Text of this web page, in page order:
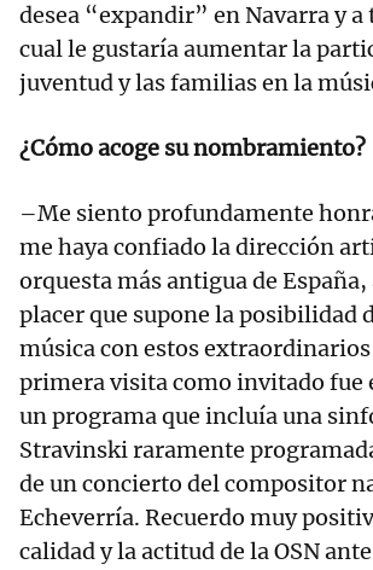
desea “expandir” en Navarra y a
cual le gustaría aumentar la
juventud y las familias en la
¿Cómo acoge su nombramiento?
–Me siento profundamente
me haya confiado la dirección
orquesta más antigua de España,
placer que supone la posibilidad
música con estos
primera visita como invitado fue
un programa que incluía una
Stravinski raramente
de un concierto del compositor
Echeverría. Recuerdo muy
calidad y la actitud de la OSN